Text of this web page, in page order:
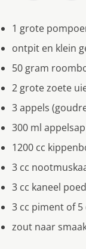
1 grote
ontpit en klein
50 gram
2 grote zoete
3 appels
300 ml appelsap
1200 cc
3 cc
3 cc kaneel
3 cc piment of
zout naar